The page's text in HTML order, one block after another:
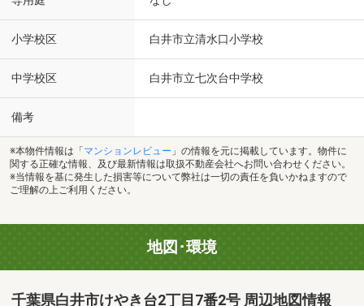
小学校区 白井市立清水口小学校
中学校区 白井市立七次台中学校
備考
※本物件情報は「 マンションレビュー 」の情報を元に掲載しています。物件に
関する正確な情報、及び最新情報は取扱不動産会社へお問い合わせください。
※当情報を基に発生した損害等について弊社は一切の責任を負いかねますので
ご理解の上ご利用ください。
地図･環境
千葉県白井市けやき台2丁目7番2号 周辺地図情報